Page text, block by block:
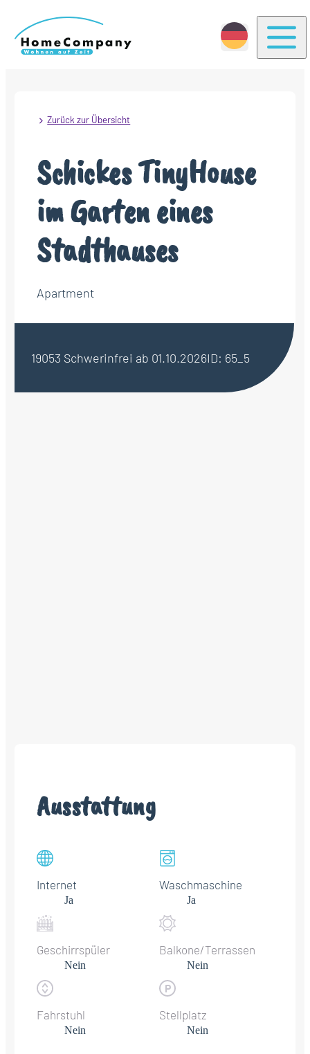
Zurück zur Übersicht
Schickes TinyHouse
im Garten eines
Stadthauses
Apartment
19053 Schwerinfrei ab 01.10.2026ID: 65_5
Ausstattung
Internet
Ja
Waschmaschine
Ja
Geschirrspüler
Nein
Balkone/Terrassen
Nein
Fahrstuhl
Nein
Stellplatz
Nein